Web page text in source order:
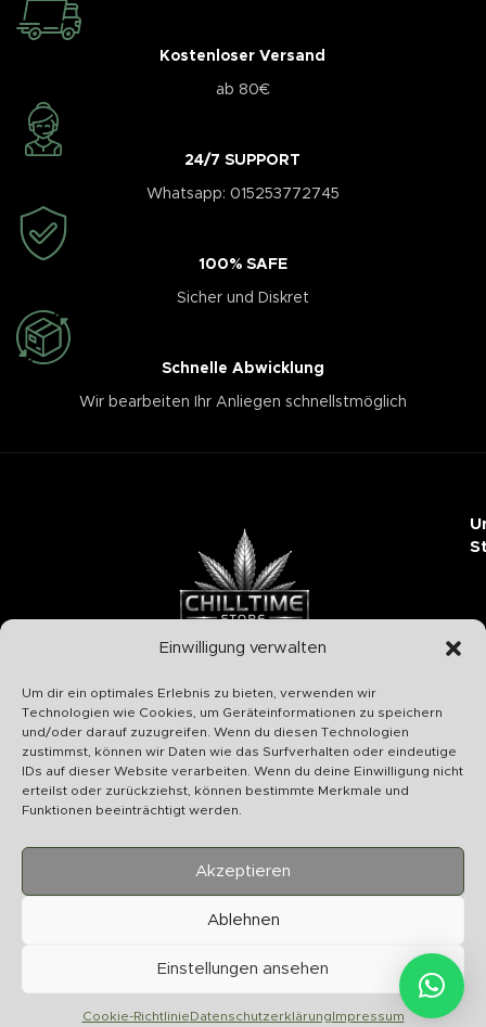
Einwilligung verwalten
Um dir ein optimales Erlebnis zu bieten, verwenden wir
Technologien wie Cookies, um Geräteinformationen zu speichern
und/oder darauf zuzugreifen. Wenn du diesen Technologien
zustimmst, können wir Daten wie das Surfverhalten oder eindeutige
IDs auf dieser Website verarbeiten. Wenn du deine Einwilligung nicht
erteilst oder zurückziehst, können bestimmte Merkmale und
Funktionen beeinträchtigt werden.
Akzeptieren
Ablehnen
Einstellungen ansehen
Cookie-RichtlinieDatenschutzerklärungImpressum
Kostenloser Versand
ab 80€
24/7 SUPPORT
Whatsapp: 015253772745
100% SAFE
Sicher und Diskret
Schnelle Abwicklung
Wir bearbeiten Ihr Anliegen schnellstmöglich
Chilltime Store
07331 4577974
Info@chilltime.de
Bahnhofstr. 19 73312 Geislingen
Vertrag widerrufen